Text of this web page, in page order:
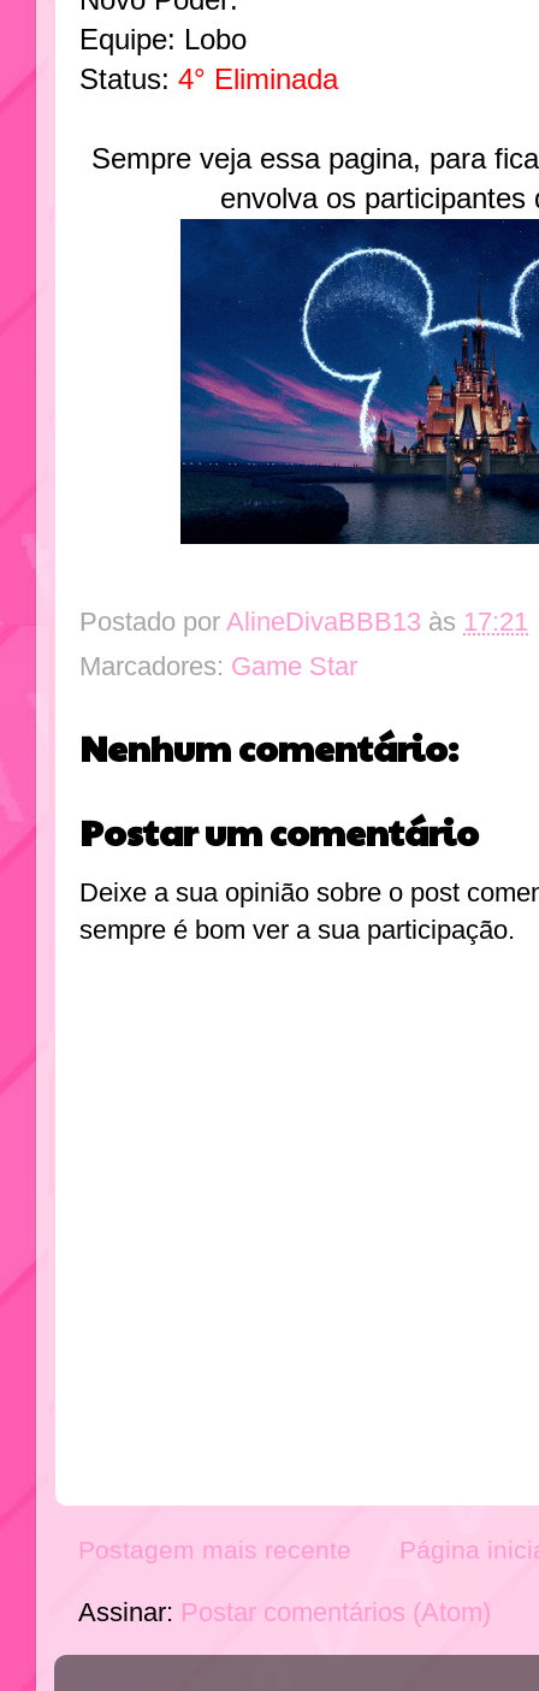
Equipe: Lobo
Status: 4° Eliminada
Sempre veja essa pagina, para
envolva os
Postado por AlineDivaBBB13 às 17:21
Marcadores: Game Star
Nenhum comentário:
Postar um comentário
Deixe a sua opinião sobre o post
sempre é bom ver a sua participação.
Postagem mais recente Página
Assinar: Postar comentários (Atom)